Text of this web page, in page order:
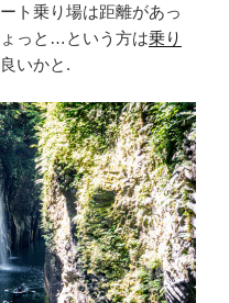
ト乗り場は距離があっ
っと…という方は乗り
いかと.